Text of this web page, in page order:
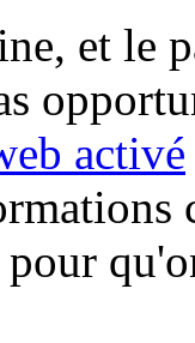
et le
activé